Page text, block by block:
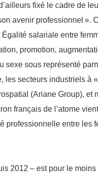
fixé le cadre de
avenir professionnel ».
Égalité salariale entre
promotion,
sexe sous représenté
les secteurs industriels à «
(Ariane Group), et
français de l’atome
professionnelle entre les
2012 – est pour le